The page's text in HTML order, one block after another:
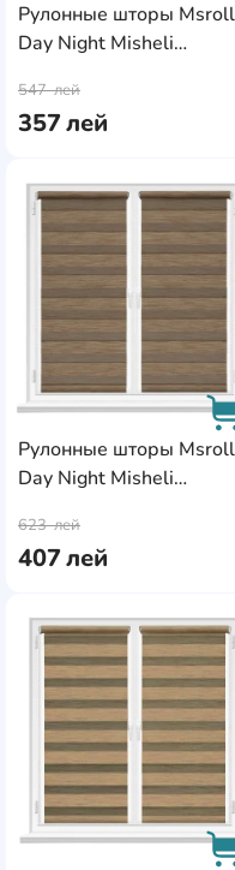
Рулонные шторы
Day Night Misheli
0.50x1.70m
357лей
547лей
Рулонные шторы
Day Night Misheli
0.60x1.70m
407лей
623лей